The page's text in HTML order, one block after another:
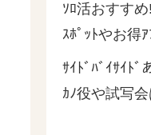
ｿﾛ活おすす
ｽﾎﾟｯﾄやお得ｱ
ｻｲﾄﾞﾊﾞｲｻｲﾄ
ｶﾉ役や試写会